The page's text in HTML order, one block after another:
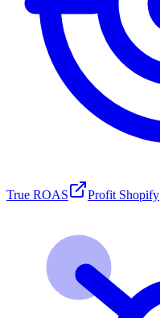
True ROAS Profit Shopify